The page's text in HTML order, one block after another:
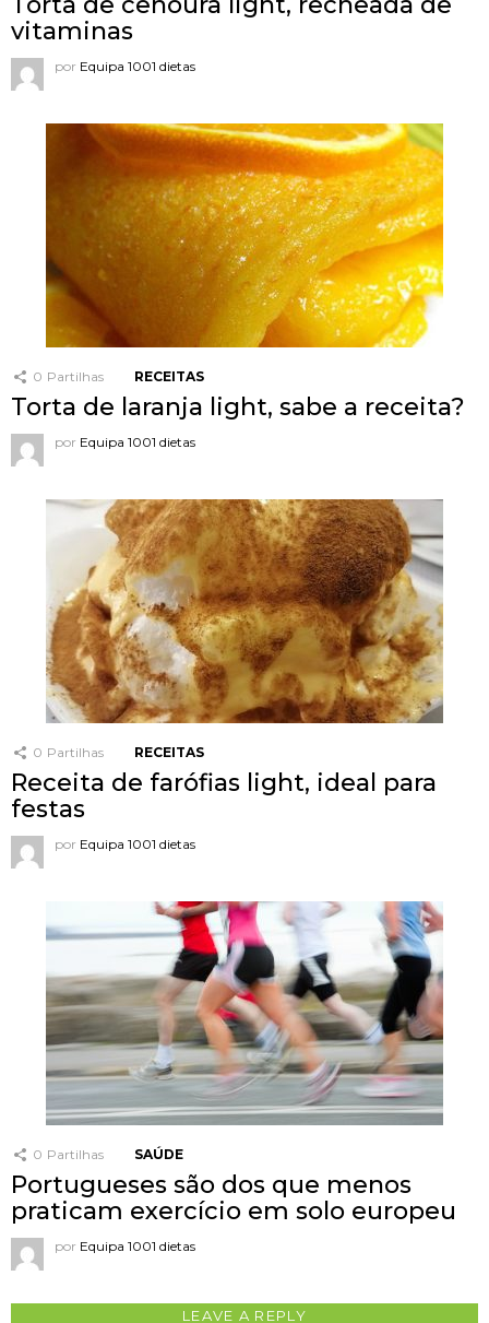
vitaminas
por Equipa 1001 dietas
0 Partilhas RECEITAS
Torta de laranja light, sabe a receita?
por Equipa 1001 dietas
0 Partilhas RECEITAS
Receita de farófias light, ideal para
festas
por Equipa 1001 dietas
0 Partilhas SAÚDE
Portugueses são dos que menos
praticam exercício em solo europeu
por Equipa 1001 dietas
LEAVE A REPLY